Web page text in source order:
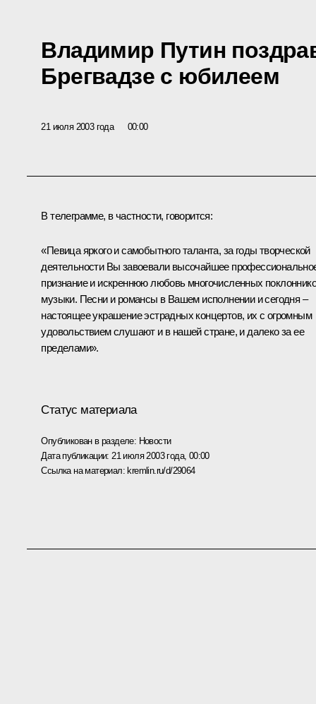
Владимир Путин
Брегвадзе с юбилеем
21 июля 2003 года 00:00
В телеграмме, в частности, говорится:
«Певица яркого и самобытного таланта, за годы творческой
деятельности Вы завоевали высочайшее
признание и искреннюю любовь многочисленных
музыки. Песни и романсы в Вашем исполнении и сегодня –
настоящее украшение эстрадных концертов, их с огромным
удовольствием слушают и в нашей стране, и далеко за ее
пределами».
Статус материала
Опубликован в разделе: Новости
Дата публикации: 21 июля 2003 года, 00:00
Ссылка на материал:kremlin.ru/d/29064